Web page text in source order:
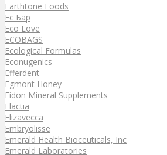
Earthtone Foods
Ec Бар
Eco Love
ECOBAGS
Ecological Formulas
Econugenics
Efferdent
Egmont Honey
Eidon Mineral Supplements
Elactia
Elizavecca
Embryolisse
Emerald Health Bioceuticals, Inc
Emerald Laboratories